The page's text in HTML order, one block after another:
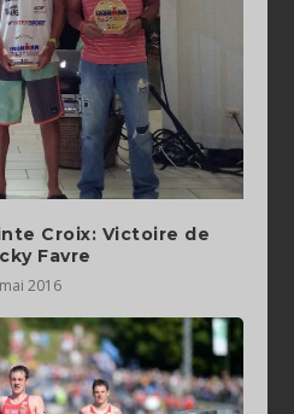
Croix: Victoire de
Favre
2016